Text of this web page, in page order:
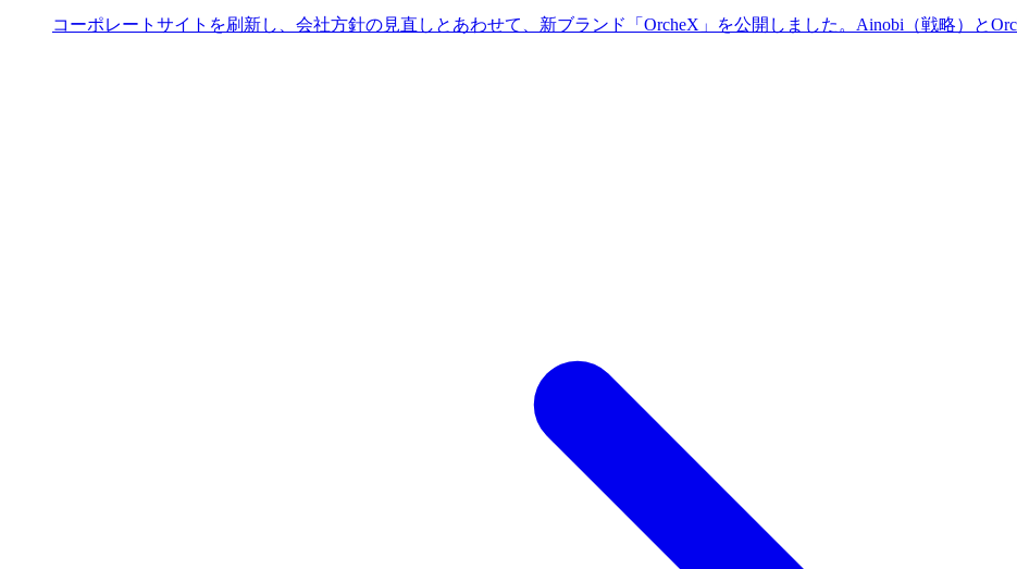
コーポレートサイトを刷新し、会社方針の見直しとあわせて、新ブランド「OrcheX」を公開しました。Ainobi（戦略）と